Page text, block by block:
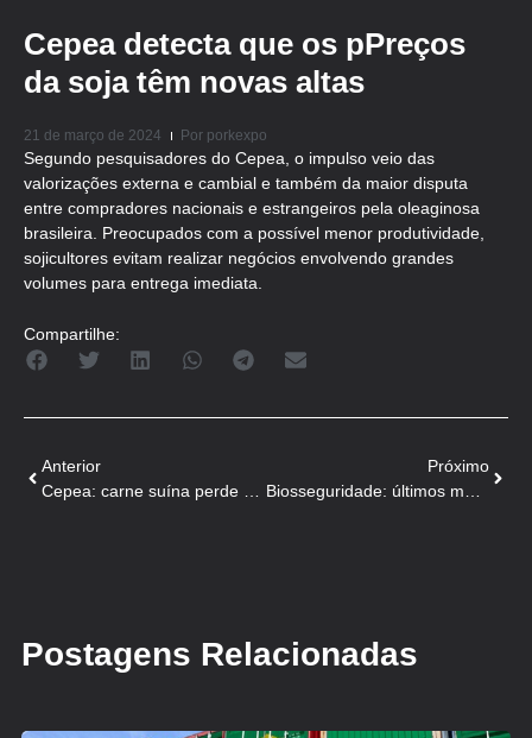
Cepea detecta que os pPreços
da soja têm novas altas
21 de março de 2024 Por porkexpo
Segundo pesquisadores do Cepea, o impulso veio das
valorizações externa e cambial e também da maior disputa
entre compradores nacionais e estrangeiros pela oleaginosa
brasileira. Preocupados com a possível menor produtividade,
sojicultores evitam realizar negócios envolvendo grandes
volumes para entrega imediata.
Compartilhe:
Anterior
Próximo
Postagens Relacionadas